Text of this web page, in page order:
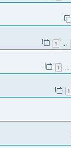
1
1 …
1